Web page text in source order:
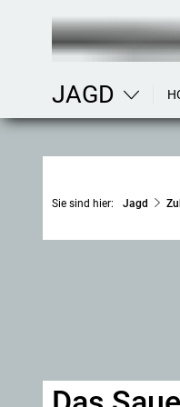
JAGD
Sie sind hier: Jagd